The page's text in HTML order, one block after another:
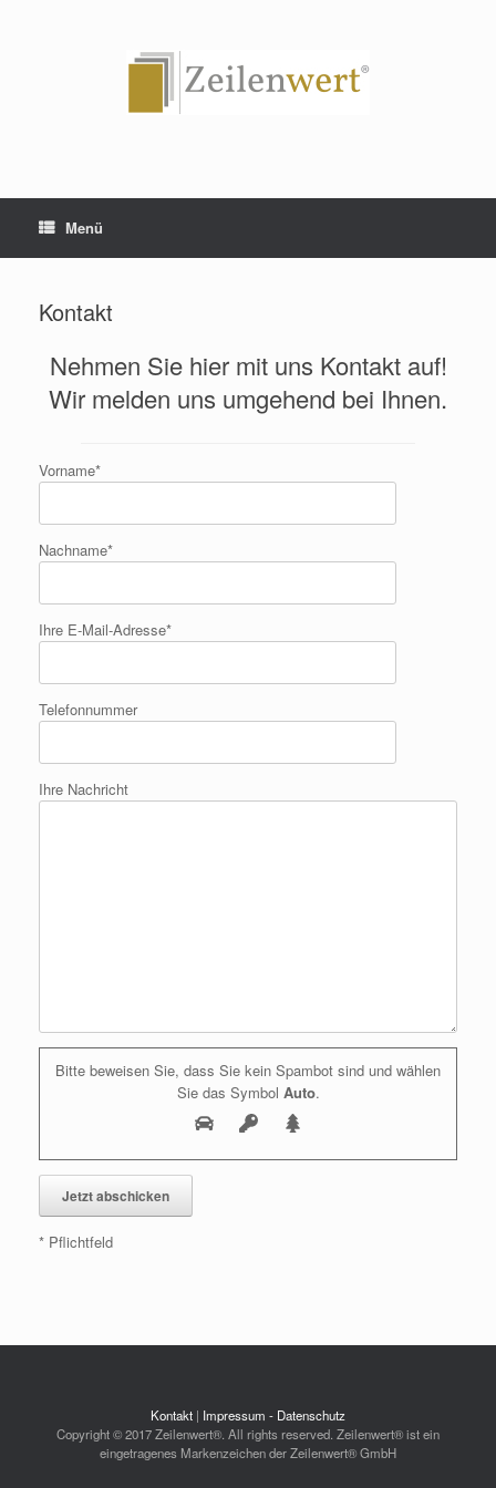
Menü
Kontakt
Nehmen Sie hier mit uns Kontakt auf!
Wir melden uns umgehend bei Ihnen.
Vorname*
Nachname*
Ihre E-Mail-Adresse*
Telefonnummer
Ihre Nachricht
Bitte beweisen Sie, dass Sie kein Spambot sind und wählen
Sie das Symbol Auto.
* Pflichtfeld
Kontakt | Impressum - Datenschutz
Copyright © 2017 Zeilenwert®. All rights reserved. Zeilenwert® ist ein
eingetragenes Markenzeichen der Zeilenwert® GmbH